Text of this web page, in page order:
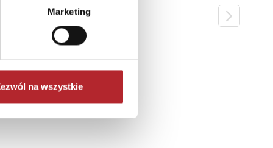
Marketing
na wszystkie